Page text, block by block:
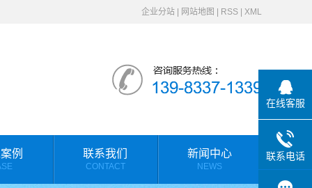
企业分站 网站地图 RSS XML
例 联系我们
CONTACT
新闻中心
NEWS
在线客服
联系电话